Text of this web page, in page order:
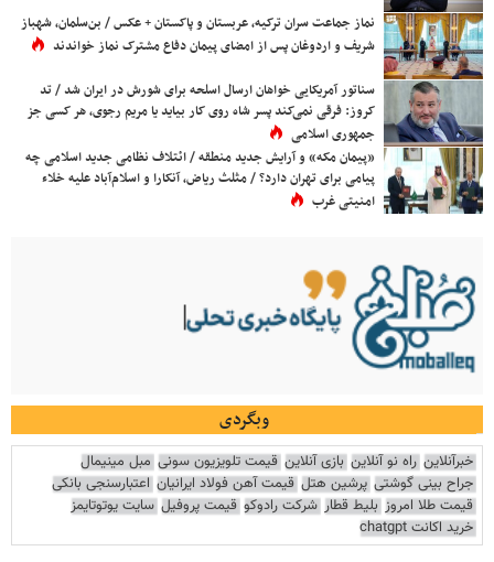
نماز جماعت سران ترکیه، عربستان و پاکستان + عکس / بن‌سلمان، شهباز
شریف و اردوغان پس از امضای پیمان دفاع مشترک نماز خواندند
سناتور آمریکایی خواهان ارسال اسلحه برای شورش در ایران شد / تد
کروز: فرقی نمی‌کند پسر شاه روی کار بیاید یا مریم رجوی، هر کسی جز
جمهوری اسلامی
«پیمان مکه» و آرایش جدید منطقه / ائتلاف نظامی جدید اسلامی چه
پیامی برای تهران دارد؟ / مثلث ریاض، آنکارا و اسلام‌آباد علیه خلاء
امنیتی غرب
وبگردی
خبرآنلاین راه نو آنلاین بازی آنلاین قیمت تلویزیون سونی مبل مینیمال
جراح بینی گوشتی پرشین هتل قیمت آهن فولاد ایرانیان اعتبارسنجی بانکی
قیمت طلا امروز بلیط قطار شرکت رادوکو قیمت پروفیل سایت یوتوتایمز
خرید اکانت chatgpt